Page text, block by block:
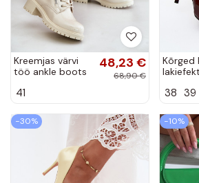
Kreemjas värvi
töö ankle boots
Ravanthia
48,23 €
68,90 €
41
Kõrged
38 39
−30% −10%